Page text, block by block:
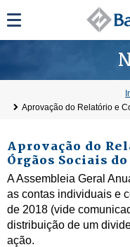
Aprovação do Relatório e
Aprovação do
Órgãos Sociais
A Assembleia Geral
as contas individuais e
de 2018 (vide
distribuição de um
ação.